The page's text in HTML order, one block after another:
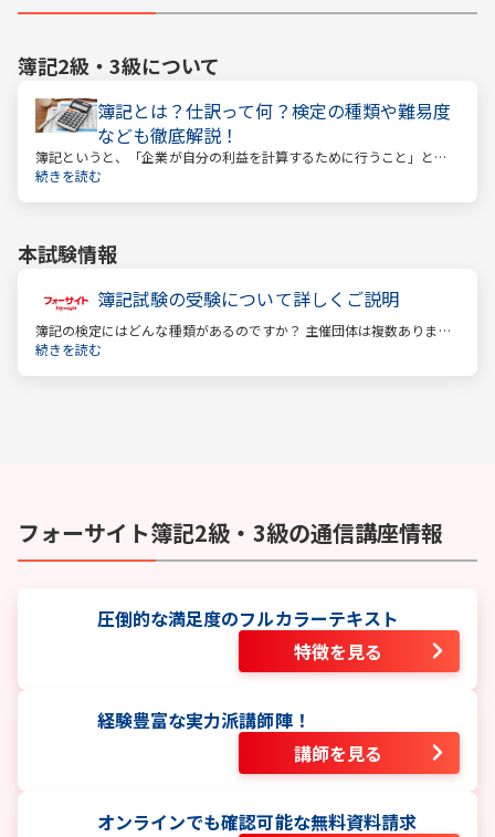
簿記2級・3級について
簿記とは？仕訳って何？検定の種類や難易度
なども徹底解説！
簿記というと、「企業が自分の利益を計算するために行うこと」とい
うイメージがあるかもしれません。しかし、それはほんの一側面に過
続きを読む
本試験情報
簿記試験の受験について詳しくご説明
簿記の検定にはどんな種類があるのですか？ 主催団体は複数ありま
す。 もっとも評価の高い「日商検定」をお薦めします。
続きを読む
フォーサイト簿記2級・3級の通信講座情報
圧倒的な満足度のフルカラーテキスト
特徴を見る
経験豊富な実力派講師陣！
講師を見る
オンラインでも確認可能な無料資料請求